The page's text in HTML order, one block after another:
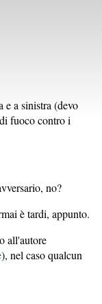
e a sinistra (devo
fuoco contro i
no?
è tardi, appunto.
all'autore
), nel caso qualcun